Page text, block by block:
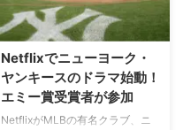
のアクション特集」が放送され
る。 8月11日「山の日」に注目の
山岳アクション2作品を特別編成
今回の特集では、米陸軍特殊部隊
出身の保安官が山岳地帯の町で起
きる難事件に挑む全米大ヒット作
『ブルーリッジ 山岳捜査網』が
Netflixでニューヨーク・
ヤンキースのドラマ始動！
エミー賞受賞者が参加
NetflixがMLBの有名クラブ、ニ